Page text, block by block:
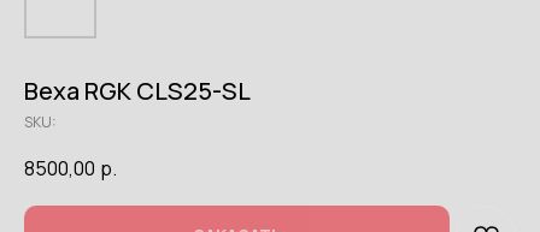
Веха RGK CLS25-SL
SKU:
8500,00 р.